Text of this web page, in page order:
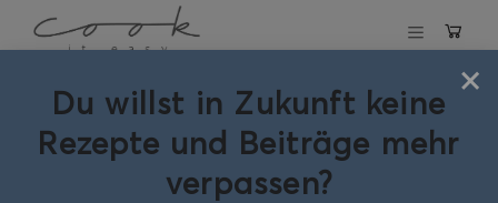
Schlagwort:
Rezept Praline
×
Du willst in Zukunft keine
Rezepte und Beiträge mehr
verpassen?